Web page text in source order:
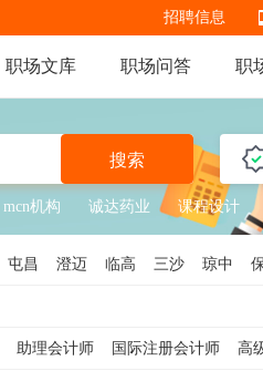
招聘信息
职场文库 职场问答 职
搜索
mcn机构 诚达药业 课程设计
屯昌 澄迈 临高 三沙 琼中
助理会计师 国际注册会计师
高